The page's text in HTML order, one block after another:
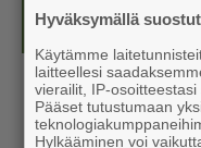
Kesälehti
Hyväksymällä
Käytämme
laitteellesi
vierailit, IP-
Pääset tutustumaan
Hylkääminen voi